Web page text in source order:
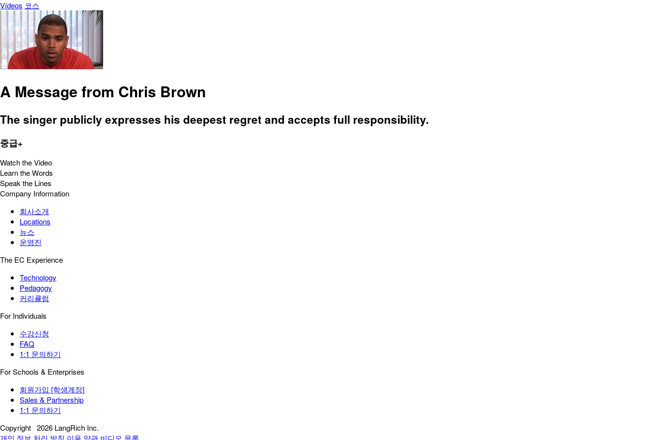
Vídeos 코스
A Message from Chris Brown
The singer publicly expresses his deepest regret and accepts full responsibility.
중급+
Watch the Video
Learn the Words
Speak the Lines
Company Information
회사소개
Locations
뉴스
운영진
The EC Experience
Technology
Pedagogy
커리큘럼
For Individuals
수강신청
FAQ
1:1 문의하기
For Schools & Enterprises
회원가입 [학생계정]
Sales & Partnership
1:1 문의하기
Copyright 2026 LangRich Inc.